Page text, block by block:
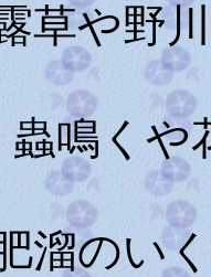
草や野
蟲鳴くや
溜のい